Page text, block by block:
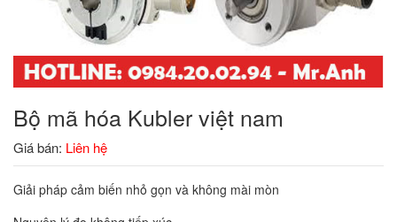
Bộ mã hóa Kubler việt nam
Giá bán: Liên hệ
Giải pháp cảm biến nhỏ gọn và không mài mòn